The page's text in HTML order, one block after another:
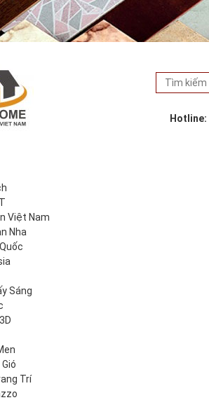
Hotline:
Việt Nam
Nha
Sáng
Trí